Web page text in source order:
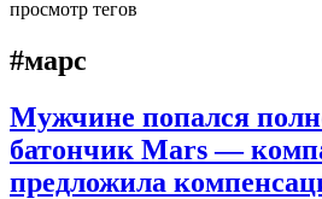
просмотр тегов
#марс
Мужчине попался
батончик Mars —
предложила